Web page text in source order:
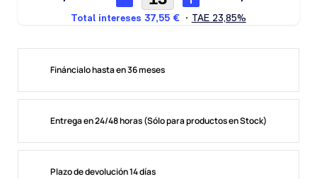
Fináncialo hasta en 36 meses
Entrega en 24/48 horas (Sólo para productos en Stock)
Plazo de devolución 14 días